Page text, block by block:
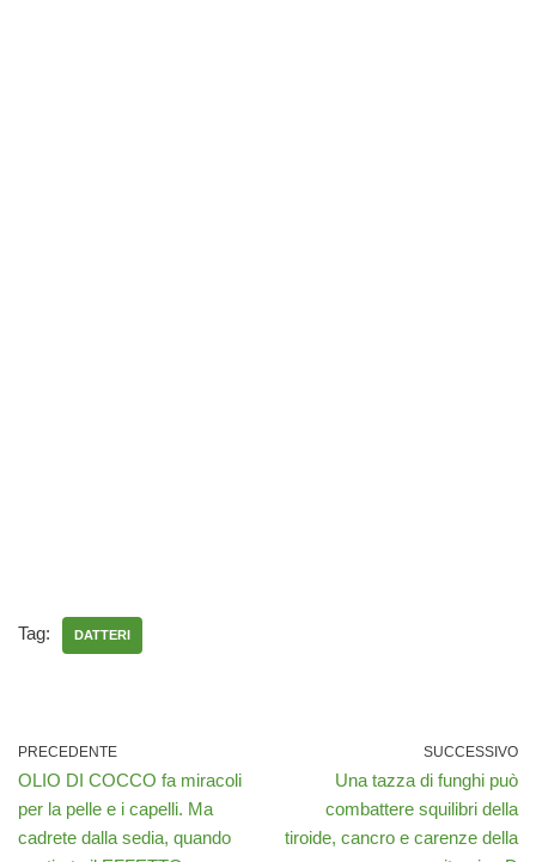
Tag: DATTERI
PRECEDENTE
OLIO DI COCCO fa miracoli
per la pelle e i capelli. Ma
cadrete dalla sedia, quando
SUCCESSIVO
Una tazza di funghi può
combattere squilibri della
tiroide, cancro e carenze della